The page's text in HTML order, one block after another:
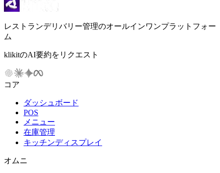
レストランデリバリー管理のオールインワンプラットフォー
ム
klikitのAI要約をリクエスト
コア
ダッシュボード
POS
メニュー
在庫管理
キッチンディスプレイ
オムニ